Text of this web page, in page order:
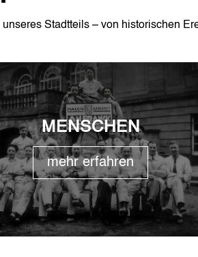
Stadtteils – von historischen
MENSCHEN
mehr erfahren